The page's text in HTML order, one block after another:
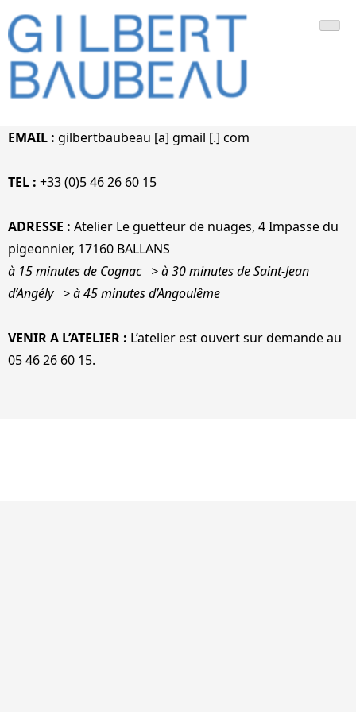
to
content
Gilbert Baubeau – Artiste
Peintre
EMAIL : gilbertbaubeau [a] gmail [.] com
TEL : +33 (0)5 46 26 60 15
ADRESSE : Atelier Le guetteur de nuages, 4 Impasse du
pigeonnier, 17160 BALLANS
à 15 minutes de Cognac > à 30 minutes de Saint-Jean
d’Angély > à 45 minutes d’Angoulême
VENIR A L’ATELIER : L’atelier est ouvert sur demande au
05 46 26 60 15.